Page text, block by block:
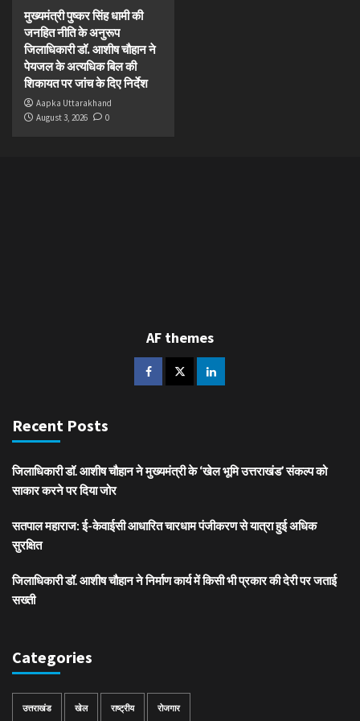
मुख्यमंत्री पुष्कर सिंह धामी की
जनहित नीति के अनुरूप
जिलाधिकारी डॉ. आशीष चौहान ने
पेयजल के अत्यधिक बिल की
शिकायत पर जांच के दिए निर्देश
Aapka Uttarakhand
August 3, 2026
0
AF themes
Recent Posts
जिलाधिकारी डॉ. आशीष चौहान ने मुख्यमंत्री के ‘खेल भूमि उत्तराखंड’ संकल्प को
साकार करने पर दिया जोर
सतपाल महाराज: ई-केवाईसी आधारित चारधाम पंजीकरण से यात्रा हुई अधिक
सुरक्षित
जिलाधिकारी डॉ. आशीष चौहान ने निर्माण कार्य में किसी भी प्रकार की देरी पर जताई
सख्ती
Categories
उत्तराखंड खेल राष्ट्रीय रोजगार